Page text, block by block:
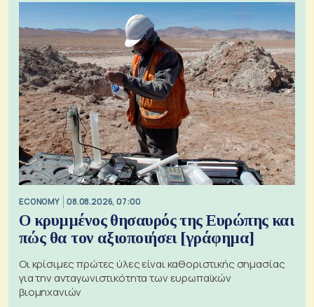
ECONOMY 08.08.2026, 07:00
Ο κρυμμένος θησαυρός της Ευρώπης και
πώς θα τον αξιοποιήσει [γράφημα]
Οι κρίσιμες πρώτες ύλες είναι καθοριστικής σημασίας
για την ανταγωνιστικότητα των ευρωπαϊκών
βιομηχανιών